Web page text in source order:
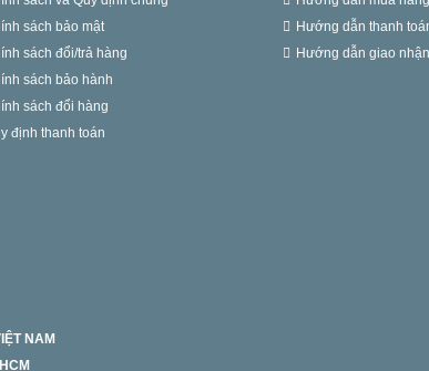
sách bảo mật
sách đổi/trả hàng
sách bảo hành
sách đổi hàng
định thanh toán
Hướng dẫn thanh
Hướng dẫn giao nhận
NAM